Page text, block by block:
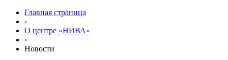
Главная страница
›
О центре «НИВА»
›
Новости